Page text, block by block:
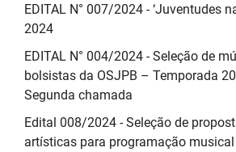
EDITAL N° 007/2024 - ‘Juventudes
2024
EDITAL N° 004/2024 - Seleção de
bolsistas da OSJPB – Temporada
Segunda chamada
Edital 008/2024 - Seleção de
artísticas para programação musical